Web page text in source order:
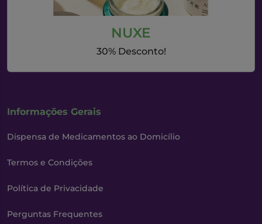
NUXE
30% Desconto!
Informações Gerais
Dispensa de Medicamentos ao Domicílio
Termos e Condições
Política de Privacidade
Perguntas Frequentes